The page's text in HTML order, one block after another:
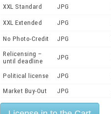
XXL Standard JPG
XXL Extended JPG
No Photo-Credit JPG
Relicensing –
until deadline
JPG
Political license JPG
Market Buy-Out JPG